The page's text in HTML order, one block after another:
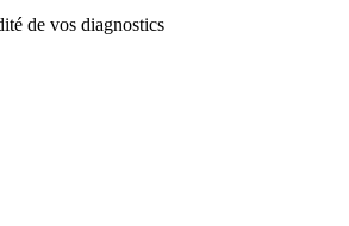
de vos diagnostics